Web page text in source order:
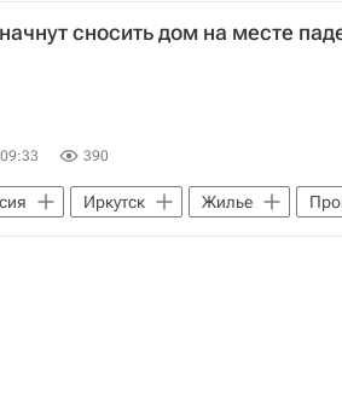
Происшествия
сносить дом на месте
390
Иркутск Жилье
комитет России (СК РФ)
Крушение